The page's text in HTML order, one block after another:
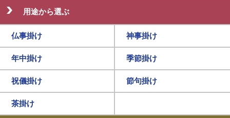
用途から選ぶ
仏事掛け 神事掛け
年中掛け 季節掛け
祝儀掛け 節句掛け
茶掛け